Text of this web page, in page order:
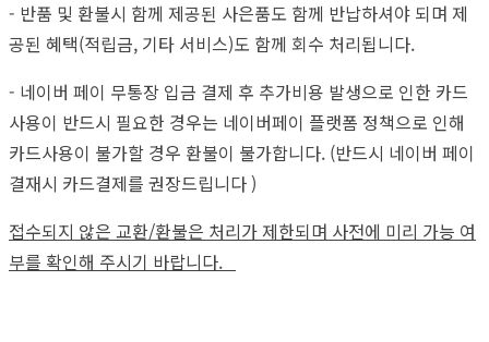
- 반품 및 환불시 함께 제공된 사은품도 함께 반납하셔야 되며 제
공된 혜택(적립금, 기타 서비스)도 함께 회수 처리됩니다.
- 네이버 페이 무통장 입금 결제 후 추가비용 발생으로 인한 카드
사용이 반드시 필요한 경우는 네이버페이 플랫폼 정책으로 인해
카드사용이 불가할 경우 환불이 불가합니다. (반드시 네이버 페이
결재시 카드결제를 권장드립니다 )
접수되지 않은 교환/환불은 처리가 제한되며 사전에 미리 가능 여
부를 확인해 주시기 바랍니다.